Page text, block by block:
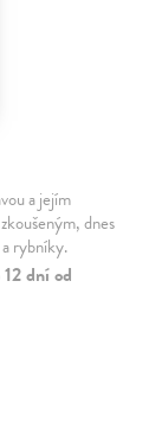
a jejím
dnes
rybníky.
dní od